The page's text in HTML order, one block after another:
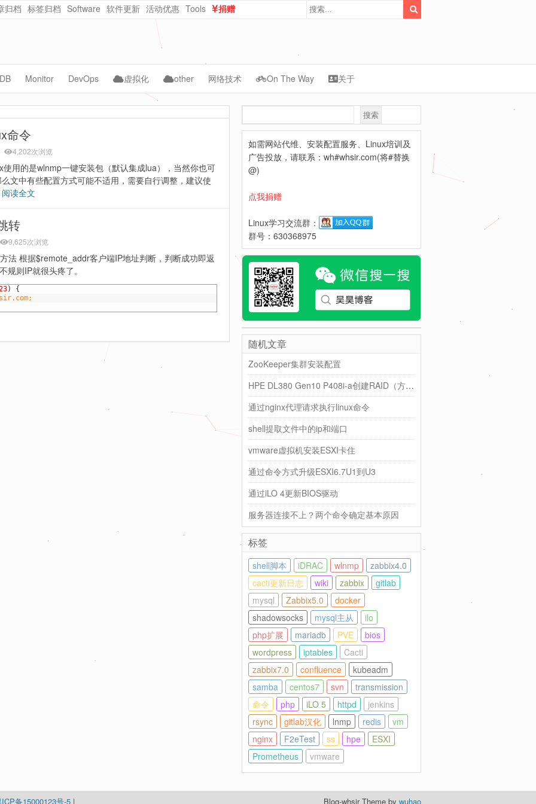
归档 标签归档 Software 软件更新 活动优惠 Tools
捐赠
DB Monitor
Cacti
Grafana
Prometheus
Lepus
DevOps
Jenkins
ceph
虚拟化
vmware
OpenNebula
other
AI
Website-Data
网络技术
CMS
synology
On The Way 关于
命令
4,202次浏览
用的是wlnmp一键安装包（默认集成lua），当然你也可
文中有些配置方式可能不适用，需要自行调整，建议使
阅读全文
转
9,625次浏览
法 根据$remote_addr客户端IP地址判断，判断成功即返
规则IP就很头疼了。
)
{
索
搜索
如需网站代维、安装配置服务、Linux培训及
广告投放，请联系：wh#whsir.com(将#替换
@)
点我捐赠
Linux学习交流群：
群号：630368975
随机文章
ZooKeeper集群安装配置
HPE DL380 Gen10 P408i-a创建RAID（方法一）
通过nginx代理请求执行linux命令
shell提取文件中的ip和端口
vmware虚拟机安装ESXI卡住
通过命令方式升级ESXI6.7U1到U3
通过iLO 4更新BIOS驱动
服务器连接不上？两个命令确定基本原因
标签
shell脚本 iDRAC wlnmp
zabbix4.0
cacti更新日志
wiki zabbix
gitlab
mysql
Zabbix5.0
docker
shadowsocks
mysql主从
ilo
php扩展
mariadb PVE
bios
wordpress
iptables
Cacti
zabbix7.0
confluence
kubeadm
samba
centos7 svn
transmission
命令
php iLO 5 httpd
jenkins
rsync
gitlab汉化 lnmp redis
vm
nginx
F2eTest ss hpe
ESXI
Prometheus
vmware
备15000123号-5 | Blog-whsir Theme by wuhao